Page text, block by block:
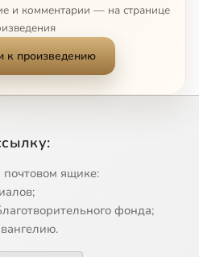
и комментарии — на странице
к произведению
ящике:
фонда;